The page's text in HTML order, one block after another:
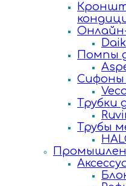
Помпы
Сифоны
Трубки
Трубы